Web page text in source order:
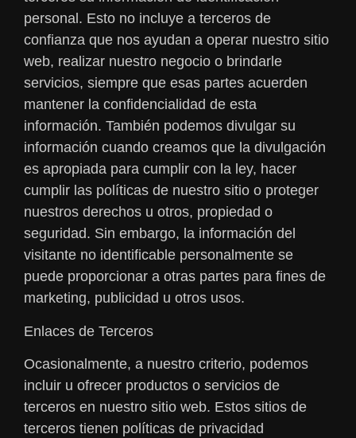
personal. Esto no incluye a terceros de
confianza que nos ayudan a operar nuestro sitio
web, realizar nuestro negocio o brindarle
servicios, siempre que esas partes acuerden
mantener la confidencialidad de esta
información. También podemos divulgar su
información cuando creamos que la divulgación
es apropiada para cumplir con la ley, hacer
cumplir las políticas de nuestro sitio o proteger
nuestros derechos u otros, propiedad o
seguridad. Sin embargo, la información del
visitante no identificable personalmente se
puede proporcionar a otras partes para fines de
marketing, publicidad u otros usos.
Enlaces de Terceros
Ocasionalmente, a nuestro criterio, podemos
incluir u ofrecer productos o servicios de
terceros en nuestro sitio web. Estos sitios de
terceros tienen políticas de privacidad